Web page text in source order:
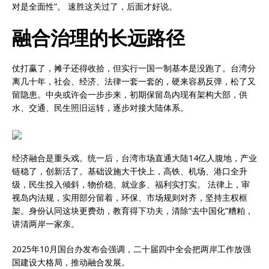
对是全面性”。 速胜这关过了，后面才好说。
融合治理的长远路径
仗打赢了，摊子还得收拾，但实行一国一制基本是没跑了。台湾分
离几十年，社会、经济、法律一套一套的，硬来容易反弹，松了又
留隐患。中央或许会一步步来，初期保留岛内现有架构大部，供
水、交通、民生照旧运转，逐步对接大陆体系。
经济融合是重头戏。统一后，台湾市场直通大陆14亿人腹地，产业
链稳了，创新活了。基础设施大干快上，高铁、机场、港口全升
级，民生投入倾斜，物价稳、就业多、福利实打实。 法律上，审
视岛内法规，实用部分留着，环保、市场规则对齐，坚持主权框
架。身份认同这块更费劲，教育得下功夫，清除“去中国化”糟粕，
讲清两岸一家亲。
2025年10月国台办发布会强调，二十届四中全会把两岸工作放强
国建设大格局，推动融合发展。